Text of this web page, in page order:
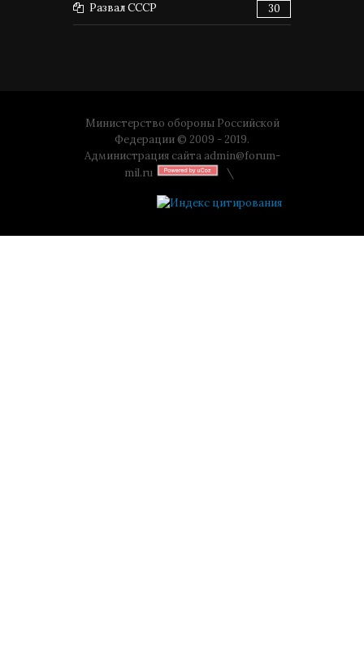
Развал СССР 30
Министерство обороны Российской
Федерации © 2009 - 2019.
Администрация сайта admin@forum-
mil.ru